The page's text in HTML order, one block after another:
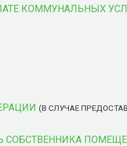
КОММУНАЛЬНЫХ
(В СЛУЧАЕ